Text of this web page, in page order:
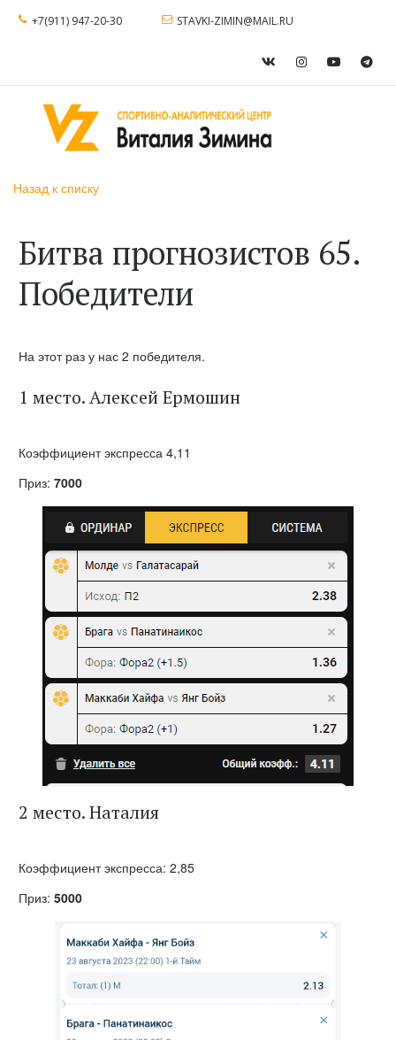
+7(911) 947-20-30 STAVKI-ZIMIN@MAIL.RU
Назад к списку
Битва прогнозистов 65.
Победители
На этот раз у нас 2 победителя.
1 место. Алексей Ермошин
Коэффициент экспресса 4,11
Приз: 7000
2 место. Наталия
Коэффициент экспресса: 2,85
Приз: 5000